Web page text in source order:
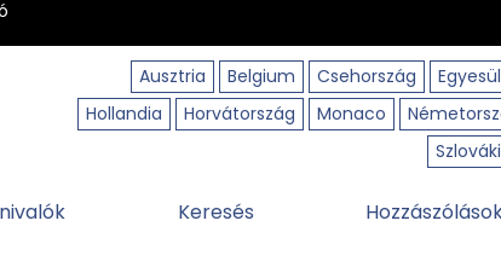
Ausztria
Belgium Csehország
Hollandia
Horvátország Monaco
Keresés